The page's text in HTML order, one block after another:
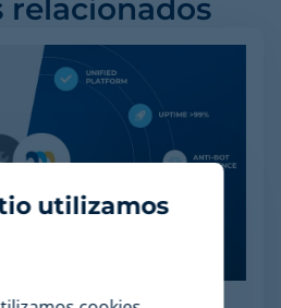
utilizamos